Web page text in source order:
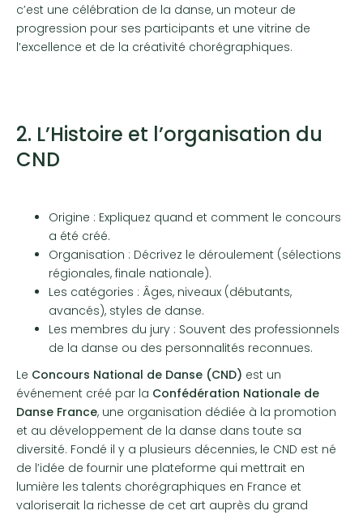
c’est une célébration de la danse, un moteur de
progression pour ses participants et une vitrine de
l’excellence et de la créativité chorégraphiques.
2. L’Histoire et l’organisation du
CND
Origine : Expliquez quand et comment le concours
a été créé.
Organisation : Décrivez le déroulement (sélections
régionales, finale nationale).
Les catégories : Âges, niveaux (débutants,
avancés), styles de danse.
Les membres du jury : Souvent des professionnels
de la danse ou des personnalités reconnues.
Le Concours National de Danse (CND) est un
événement créé par la Confédération Nationale de
Danse France, une organisation dédiée à la promotion
et au développement de la danse dans toute sa
diversité. Fondé il y a plusieurs décennies, le CND est né
de l’idée de fournir une plateforme qui mettrait en
lumière les talents chorégraphiques en France et
valoriserait la richesse de cet art auprès du grand